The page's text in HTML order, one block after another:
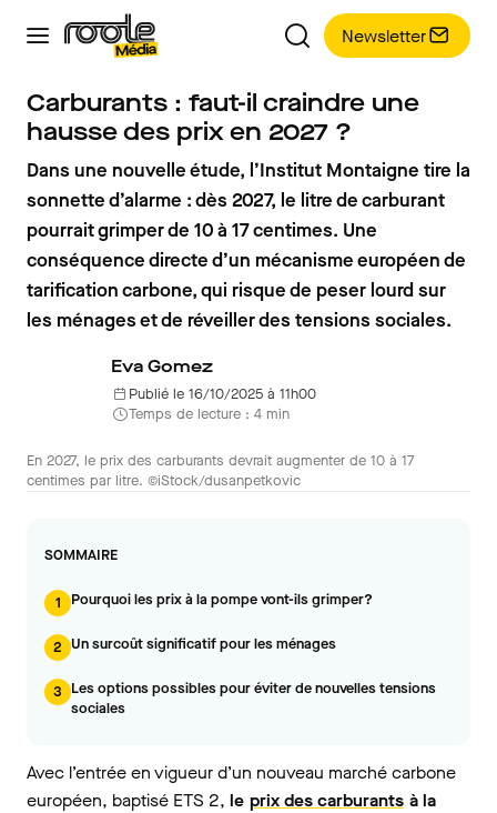
Newsletter
Carburants : faut-il craindre une
hausse des prix en 2027 ?
Dans une nouvelle étude, l’Institut Montaigne tire la
sonnette d’alarme : dès 2027, le litre de carburant
pourrait grimper de 10 à 17 centimes. Une
conséquence directe d’un mécanisme européen de
tarification carbone, qui risque de peser lourd sur
les ménages et de réveiller des tensions sociales.
Eva Gomez
Publié le 16/10/2025 à 11h00
Temps de lecture : 4 min
En 2027, le prix des carburants devrait augmenter de 10 à 17
centimes par litre. ©iStock/dusanpetkovic
SOMMAIRE
1 Pourquoi les prix à la pompe vont-ils grimper?
2 Un surcoût significatif pour les ménages
3 Les options possibles pour éviter de nouvelles tensions
sociales
Avec l’entrée en vigueur d’un nouveau marché carbone
européen, baptisé ETS 2, le prix des carburants à la